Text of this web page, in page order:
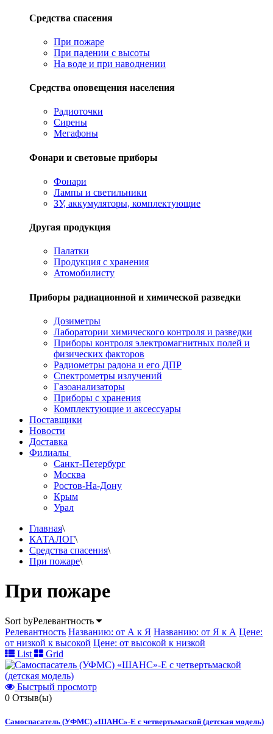
Средства спасения
При пожаре
При падении с высоты
На воде и при наводнении
Средства оповещения населения
Радиоточки
Сирены
Мегафоны
Фонари и световые приборы
Фонари
Лампы и светильники
ЗУ, аккумуляторы, комплектующие
Другая продукция
Палатки
Продукция с хранения
Атомобилисту
Приборы радиационной и химической разведки
Дозиметры
Лаборатории химического контроля и разведки
Приборы контроля электромагнитных полей и
физических факторов
Радиометры радона и его ДПР
Спектрометры излучений
Газоанализаторы
Приборы с хранения
Комплектующие и аксессуары
Поставщики
Новости
Доставка
Филиалы
Санкт-Петербург
Москва
Ростов-На-Дону
Крым
Урал
Главная\
КАТАЛОГ\
Средства спасения\
При пожаре\
При пожаре
Sort byРелевантность
Релевантность Названию: от А к Я Названию: от Я к А Цене:
от низкой к высокой Цене: от высокой к низкой
List
Grid
Быстрый просмотр
0 Отзыв(ы)
Самоспасатель (УФМС) «ШАНС»-Е с четвертьмаской (детская модель)